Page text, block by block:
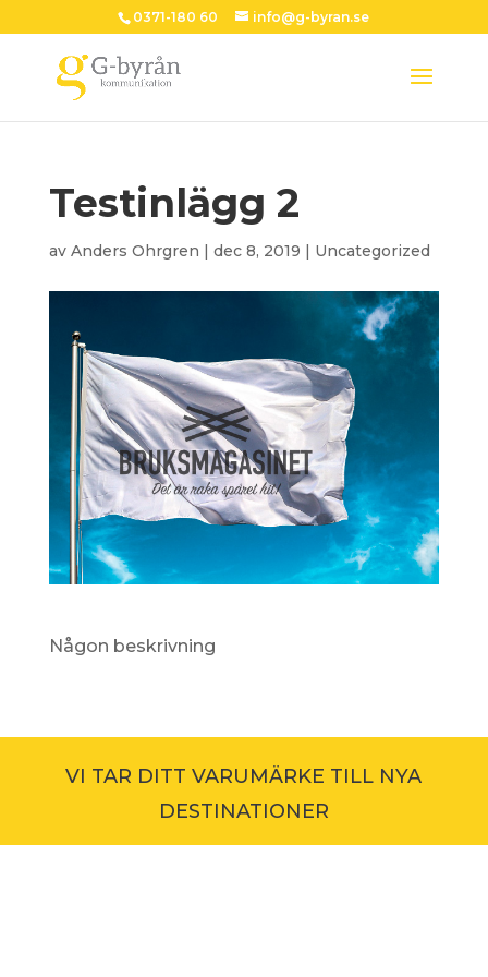
0371-180 60 info@g-byran.se
Testinlägg 2
av Anders Ohrgren | dec 8, 2019 | Uncategorized
Någon beskrivning
VI TAR DITT VARUMÄRKE TILL NYA
DESTINATIONER